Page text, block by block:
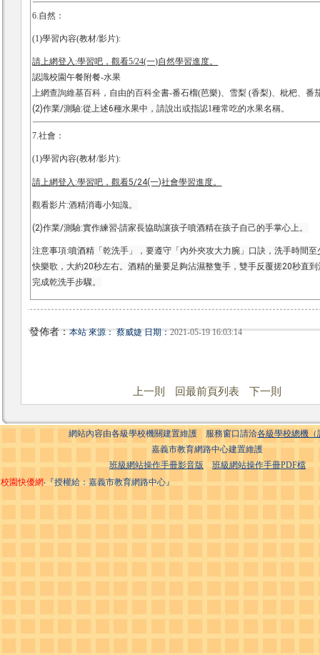
6.自然：
(1)學習內容(教材/影片):
請上網登入:學習吧，觀看5/24(一)自然學習進度。
認識校園午餐附餐-水果
上網查詢維基百科，自由的百科全書-番石榴(芭樂)、雪梨 (香梨)、枇杷、番
(2)作業/測驗:從上述6種水果中，請說出或指認1種常吃的水果名稱。
7.社會：
(1)學習內容(教材/影片):
請上網登入:學習吧，觀看5/24(一)社會學習進度。
觀看影片:酒精消毒小知識 。
(2)作業/測驗:實作練習-請家長協助讓孩子噴酒精在孩子自己的手掌心上。
注意事項:噴酒精「乾洗手」，要遵守「內外夾攻大力腕」口訣，洗手時間
快樂歌，大約20秒左右。酒精的量要足夠沾濕整隻手，雙手反覆搓20秒直
完成乾洗手步驟。
發佈者：本站 來源： 蔡威婕 日期：2021-05-19 16:03:14
上一則 回最前頁列表 下一則
網站內容由各級學校機關建置維護 服務窗口請洽各級學校總機（
嘉義市教育網路中心建置維護
班級網站操作手冊影音版
班級網站操作手冊PDF檔
校園快優網‧『授權給：嘉義市教育網路中心』